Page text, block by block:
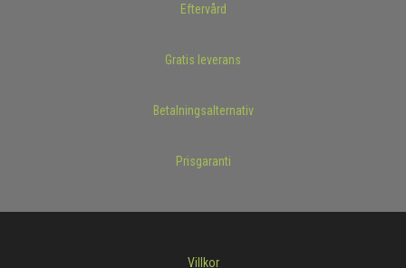
Eftervård
Gratis leverans
Betalningsalternativ
Prisgaranti
Villkor